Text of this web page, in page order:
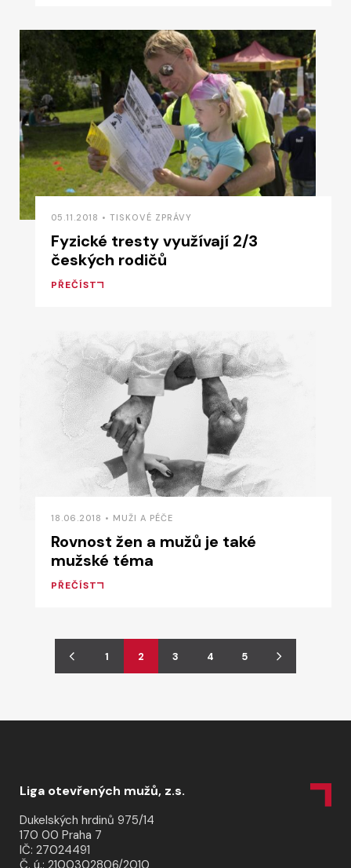
05.11.2018 • TISKOVÉ ZPRÁVY
Fyzické tresty využívají 2/3
českých rodičů
PŘEČÍST
18.06.2018 • MUŽI A PÉČE
Rovnost žen a mužů je také
mužské téma
PŘEČÍST
1 2 3 4 5
Liga otevřených mužů, z.s.
Dukelských hrdinů 975/14
170 00 Praha 7
IČ: 27024491